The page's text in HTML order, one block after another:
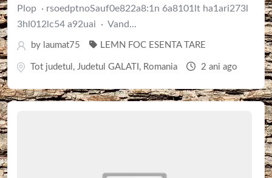
Plop · rsoedptnoSauf0e822a8:1n 6a8101lt ha1ari273l
3hl012lc54 a92uai · Vand...
by laumat75 LEMN FOC ESENTA TARE
Tot judetul , Judetul GALATI , Romania 2 ani ago